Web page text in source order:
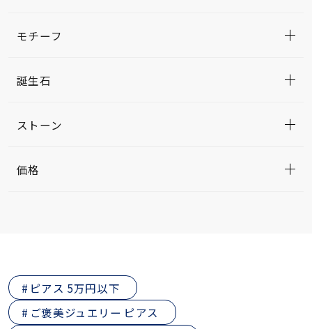
モチーフ
誕生石
ストーン
価格
ピアス 5万円以下
ご褒美ジュエリー ピアス